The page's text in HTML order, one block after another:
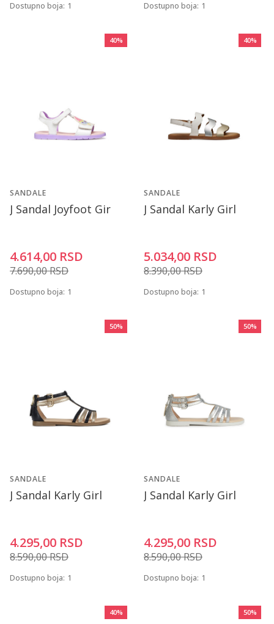
Dostupno boja: 1 Dostupno boja: 1
40%
SANDALE
J Sandal Joyfoot Gir
4.614,00 RSD
7.690,00RSD
Dostupno boja: 1
40%
SANDALE
J Sandal Karly Girl
5.034,00 RSD
8.390,00RSD
Dostupno boja: 1
50%
SANDALE
J Sandal Karly Girl
4.295,00 RSD
8.590,00RSD
Dostupno boja: 1
50%
SANDALE
J Sandal Karly Girl
4.295,00 RSD
8.590,00RSD
Dostupno boja: 1
40% 50%